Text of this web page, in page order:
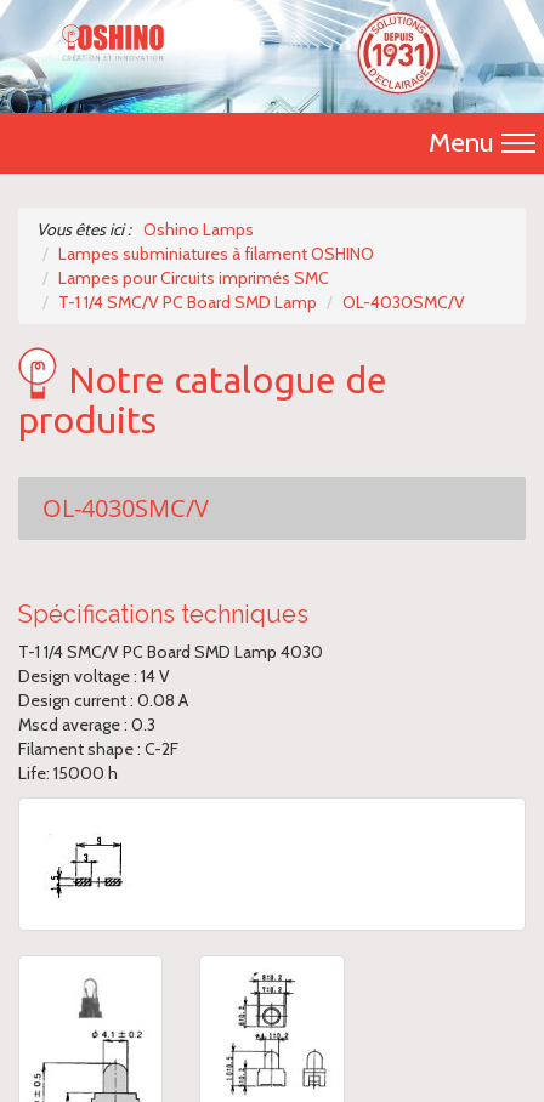
Menu
Présentation
Nos produits
Vous êtes ici : Oshino Lamps
Lampes subminiatures à filament OSHINO
Lampes pour Circuits imprimés SMC
T-1 1/4 SMC/V PC Board SMD Lamp
OL-4030SMC/V
Notre catalogue de
produits
OL-4030SMC/V
Spécifications techniques
T-1 1/4 SMC/V PC Board SMD Lamp 4030
Design voltage : 14 V
Design current : 0.08 A
Mscd average : 0.3
Filament shape : C-2F
Life: 15000 h